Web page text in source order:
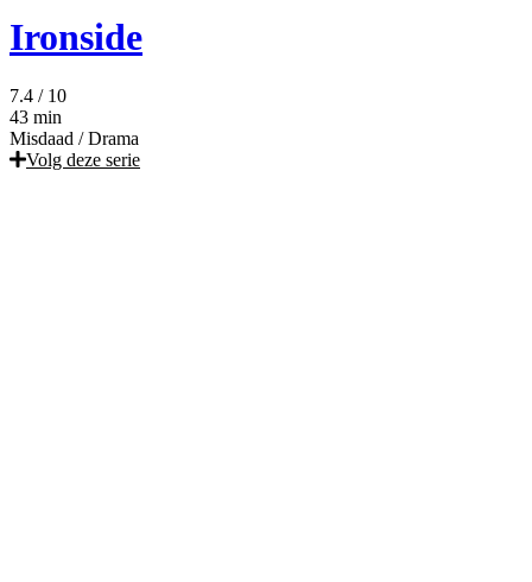
Ironside
7.4 / 10
43 min
Misdaad / Drama
Volg deze serie